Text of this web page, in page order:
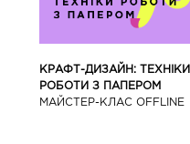
КРАФТ-ДИЗАЙН: ТЕХНІКИ
РОБОТИ З ПАПЕРОМ
МАЙCТЕР-КЛАС OFFLINE